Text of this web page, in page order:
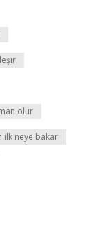
olur
ilk neye bakar